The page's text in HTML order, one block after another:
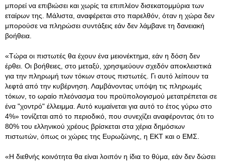
μπορεί να επιβιώσει και χωρίς τα επιπλέον δισεκατομμύρια των
εταίρων της. Μάλιστα, αναφέρεται στο παρελθόν, όταν η χώρα δεν
μπορούσε να πληρώσει συντάξεις εάν δεν λάμβανε τη δανειακή
βοήθεια.
«Τώρα οι πιστωτές θα έχουν ένα μειονέκτημα, εάν η δόση δεν
έρθει. Οι βοήθειες, στο μεταξύ, χρησιμεύουν σχεδόν αποκλειστικά
για την πληρωμή των τόκων στους πιστωτές. Γι αυτό λείπουν τα
λεφτά από την κυβέρνηση. Λαμβάνοντας υπόψη τις πληρωμές
τόκων, το ωραίο πλεόνασμα του προϋπολογισμού μετατρέπεται σε
ένα "χοντρό" έλλειμμα. Αυτό κυμαίνεται για αυτό το έτος γύρω στο
4%» τονίζεται από το περιοδικό, που συνεχίζει αναφέροντας ότι το
80% του ελληνικού χρέους βρίσκεται στα χέρια δημόσιων
πιστωτών, όπως οι χώρες της Ευρωζώνης, η ΕΚΤ και ο ΕΜΣ.
«Η διεθνής κοινότητα θα είναι λοιπόν η ίδια το θύμα, εάν δεν δώσει